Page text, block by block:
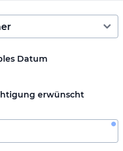
Datum
erwünscht